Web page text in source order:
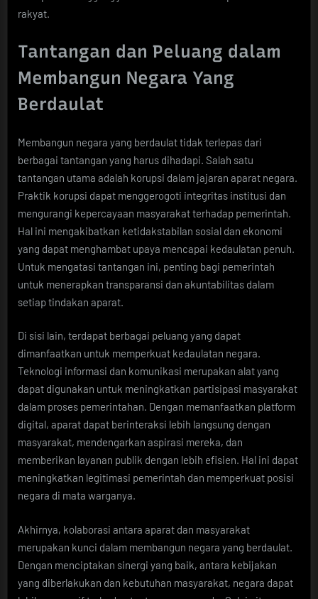
rakyat.
Tantangan dan Peluang dalam
Membangun Negara Yang
Berdaulat
Membangun negara yang berdaulat tidak terlepas dari
berbagai tantangan yang harus dihadapi. Salah satu
tantangan utama adalah korupsi dalam jajaran aparat negara.
Praktik korupsi dapat menggerogoti integritas institusi dan
mengurangi kepercayaan masyarakat terhadap pemerintah.
Hal ini mengakibatkan ketidakstabilan sosial dan ekonomi
yang dapat menghambat upaya mencapai kedaulatan penuh.
Untuk mengatasi tantangan ini, penting bagi pemerintah
untuk menerapkan transparansi dan akuntabilitas dalam
setiap tindakan aparat.
Di sisi lain, terdapat berbagai peluang yang dapat
dimanfaatkan untuk memperkuat kedaulatan negara.
Teknologi informasi dan komunikasi merupakan alat yang
dapat digunakan untuk meningkatkan partisipasi masyarakat
dalam proses pemerintahan. Dengan memanfaatkan platform
digital, aparat dapat berinteraksi lebih langsung dengan
masyarakat, mendengarkan aspirasi mereka, dan
memberikan layanan publik dengan lebih efisien. Hal ini dapat
meningkatkan legitimasi pemerintah dan memperkuat posisi
negara di mata warganya.
Akhirnya, kolaborasi antara aparat dan masyarakat
merupakan kunci dalam membangun negara yang berdaulat.
Dengan menciptakan sinergi yang baik, antara kebijakan
yang diberlakukan dan kebutuhan masyarakat, negara dapat